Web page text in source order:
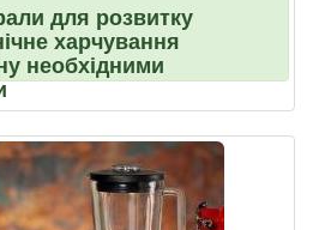
для розвитку
харчування
необхідними